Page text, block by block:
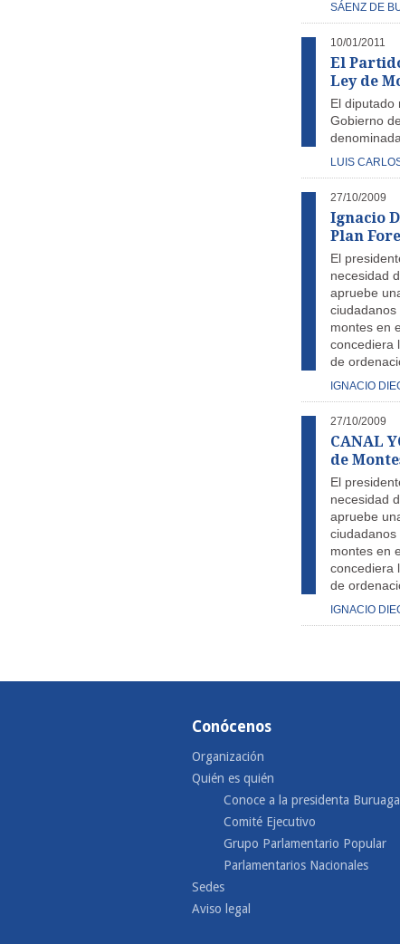
SÁENZ DE
10/01/2011
El
Ley de
El diputado
Gobierno
LUIS
27/10/2009
Ignacio
Plan
El
necesidad
apruebe
montes en
concediera
de
IGNACIO
27/10/2009
CANAL
de
El
necesidad
apruebe
montes en
concediera
de
IGNACIO
Conócenos
Organización
Quién es quién
Conoce a la presidenta Buruaga
Comité Ejecutivo
Grupo Parlamentario Popular
Parlamentarios Nacionales
Sedes
Aviso legal